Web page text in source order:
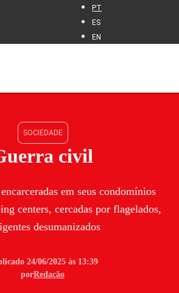
PT
ES
EN
SOCIEDADE
civil
em seus condomínios
centers, cercadas por flagelados,
desumanizados
24/06/2025 às 13:39
porRedação